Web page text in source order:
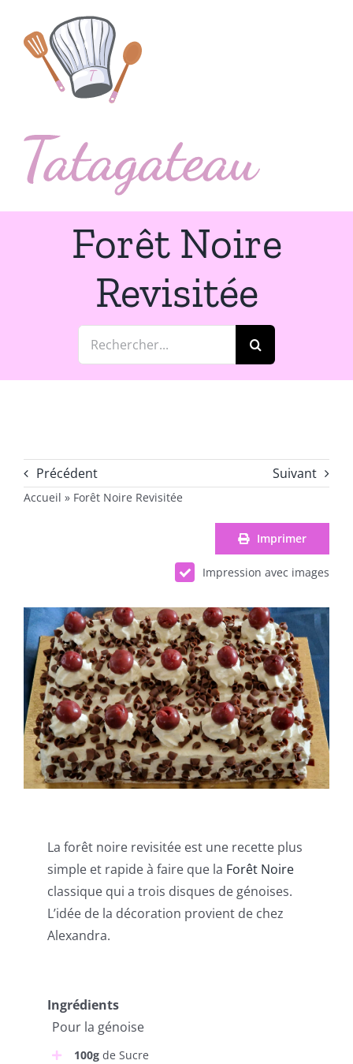
contenu
Forêt Noire
Revisitée
Rechercher:
Précédent Suivant
Accueil » Forêt Noire Revisitée
Imprimer
Impression avec images
La forêt noire revisitée est une recette plus
simple et rapide à faire que la Forêt Noire
classique qui a trois disques de génoises.
L’idée de la décoration provient de chez
Alexandra.
Ingrédients
Pour la génoise
100gde Sucre